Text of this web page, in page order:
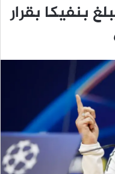
بنفيكا بقرار